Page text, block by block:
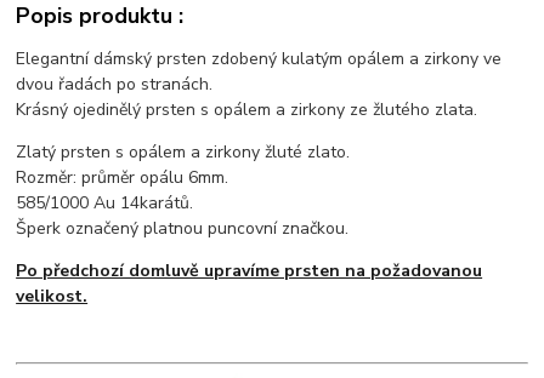
Popis produktu :
Elegantní dámský prsten zdobený kulatým opálem a zirkony ve
dvou řadách po stranách.
Krásný ojedinělý prsten s opálem a zirkony ze žlutého zlata.
Zlatý prsten s opálem a zirkony žluté zlato.
Rozměr: průměr opálu 6mm.
585/1000 Au 14karátů.
Šperk označený platnou puncovní značkou.
Po předchozí domluvě upravíme prsten na požadovanou
velikost.